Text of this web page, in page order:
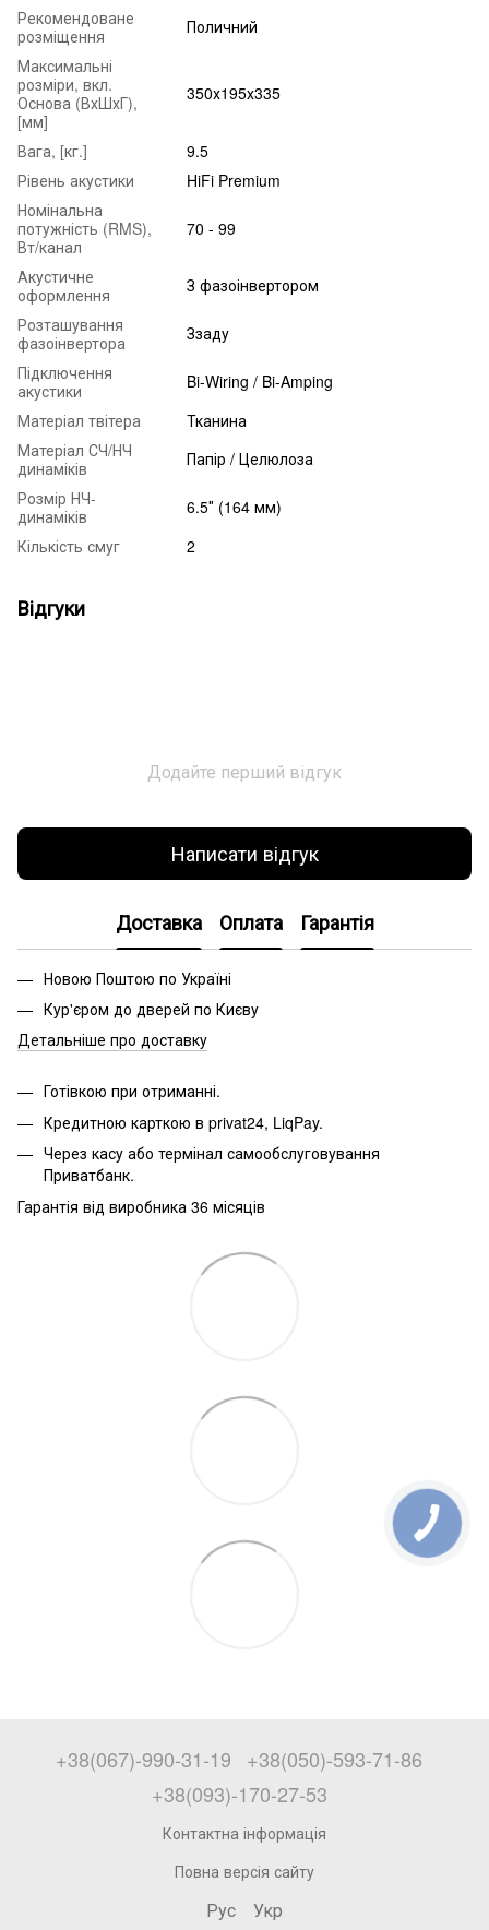
Рекомендоване
розміщення
Поличний
Максимальні
розміри, вкл.
Основа (ВхШхГ),
[мм]
350х195х335
Вага, [кг.]
9.5
Рівень акустики
HiFi Premium
Номінальна
потужність (RMS),
Вт/канал
70 - 99
Акустичне
оформлення
З фазоінвертором
Розташування
фазоінвертора
Ззаду
Підключення
акустики
Bi-Wiring / Bi-Amping
Матеріал твітера
Тканина
Матеріал СЧ/НЧ
динаміків
Папір / Целюлоза
Розмір НЧ-
динаміків
6.5″ (164 мм)
Кількість смуг
2
Відгуки
Додайте перший відгук
Написати відгук
Доставка Оплата Гарантія
Новою Поштою по Україні
Кур'єром до дверей по Києву
Детальніше про доставку
Готівкою при отриманні.
Кредитною карткою в privat24, LiqPay.
Через касу або термінал самообслуговування
Приватбанк.
Гарантія від виробника 36 місяців
+38(067)-990-31-19
+38(050)-593-71-86
+38(093)-170-27-53
Контактна інформація
Повна версія сайту
Рус Укр